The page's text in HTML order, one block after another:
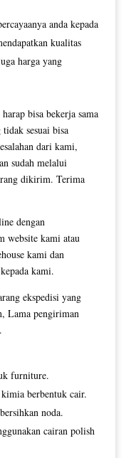
anda kepada
kualitas
harga yang
bisa bekerja sama
sesuai bisa
dari kami,
sudah melalui
dikirim. Terima
dengan
website kami atau
kami dan
kami.
ekspedisi yang
Lama pengiriman
furniture.
berbentuk cair.
noda.
cairan polish